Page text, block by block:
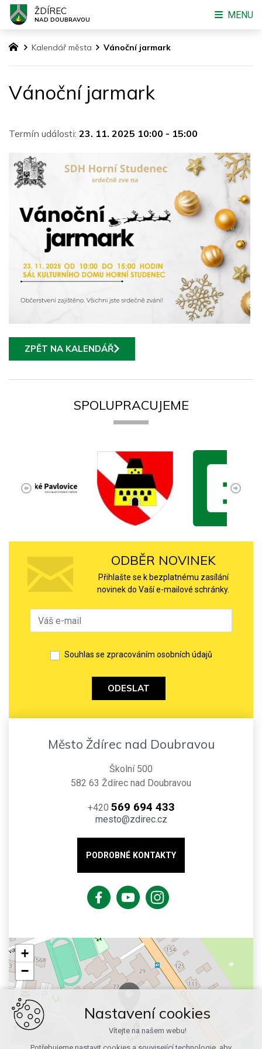
Kalendář města Vánoční jarmark
Vánoční jarmark
Termín události: 23. 11. 2025 10:00 - 15:00
ZPĚT NA KALENDÁŘ
SPOLUPRACUJEME
ODBĚR NOVINEK
Přihlašte se k bezplatnému zasílání
novinek do Vaší e-mailové schránky.
Souhlas se zpracováním osobních údajů
ODESLAT
Město Ždírec nad Doubravou
Školní 500
582 63 Ždírec nad Doubravou
+420 569 694 433
mesto@zdirec.cz
PODROBNÉ KONTAKTY
+
−
ŽDÍREC
NAD DOUBRAVOU MENU
Nastavení cookies
Vítejte na našem webu!